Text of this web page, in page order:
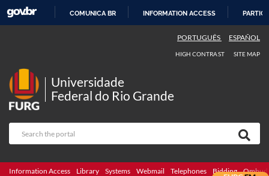
COMUNICA BR INFORMATION ACCESS
PORTUGUÊS ESPAÑOL
HIGH CONTRAST SITE MAP
Universidade
Federal do Rio Grande
Information Access Library Systems Webmail Telephones Bidding